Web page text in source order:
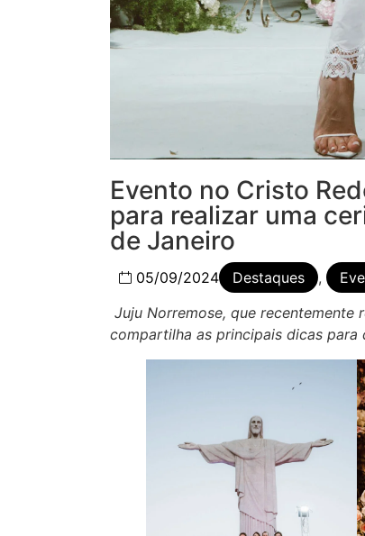
Evento no Cristo
para realizar uma
de Janeiro
05/09/2024 Destaques ,
Juju Norremose, que recentemente
compartilha as principais dicas para